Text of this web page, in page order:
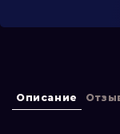
Описание